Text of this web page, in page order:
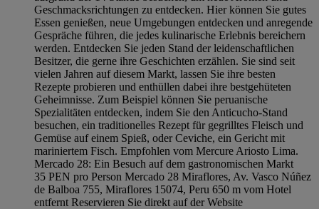
Geschmacksrichtungen zu entdecken. Hier können Sie gutes
Essen genießen, neue Umgebungen entdecken und anregende
Gespräche führen, die jedes kulinarische Erlebnis bereichern
werden. Entdecken Sie jeden Stand der leidenschaftlichen
Besitzer, die gerne ihre Geschichten erzählen. Sie sind seit
vielen Jahren auf diesem Markt, lassen Sie ihre besten
Rezepte probieren und enthüllen dabei ihre bestgehüteten
Geheimnisse. Zum Beispiel können Sie peruanische
Spezialitäten entdecken, indem Sie den Anticucho-Stand
besuchen, ein traditionelles Rezept für gegrilltes Fleisch und
Gemüse auf einem Spieß, oder Ceviche, ein Gericht mit
mariniertem Fisch. Empfohlen vom Mercure Ariosto Lima.
Mercado 28: Ein Besuch auf dem gastronomischen Markt
35 PEN pro Person Mercado 28 Miraflores, Av. Vasco Núñez
de Balboa 755, Miraflores 15074, Peru 650 m vom Hotel
entfernt Reservieren Sie direkt auf der Website